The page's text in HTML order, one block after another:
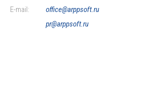
E-mail:
office@arppsoft.ru
pr@arppsoft.ru